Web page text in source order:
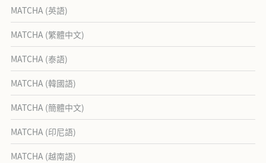
MATCHA (英語)
MATCHA (繁體中文)
MATCHA (泰語)
MATCHA (韓國語)
MATCHA (簡體中文)
MATCHA (印尼語)
MATCHA (越南語)